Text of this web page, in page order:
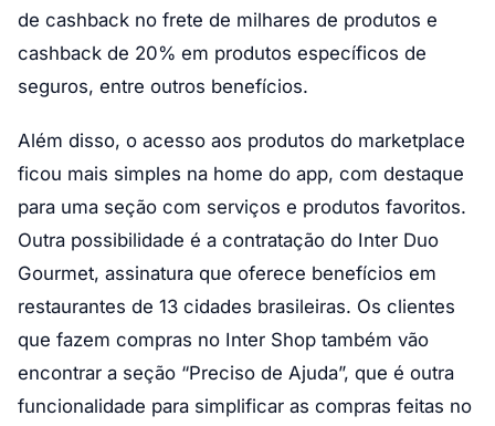
de cashback no frete de milhares de produtos e
cashback de 20% em produtos específicos de
seguros, entre outros benefícios.
Além disso, o acesso aos produtos do marketplace
ficou mais simples na home do app, com destaque
para uma seção com serviços e produtos favoritos.
Outra possibilidade é a contratação do Inter Duo
Gourmet, assinatura que oferece benefícios em
restaurantes de 13 cidades brasileiras. Os clientes
que fazem compras no Inter Shop também vão
encontrar a seção “Preciso de Ajuda”, que é outra
funcionalidade para simplificar as compras feitas no